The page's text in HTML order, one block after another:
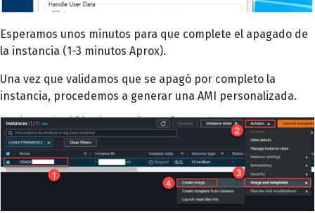
Esperamos unos minutos para que complete el apagado de
la instancia (1-3 minutos Aprox).
Una vez que validamos que se apagó por completo la
instancia, procedemos a generar una AMI personalizada.